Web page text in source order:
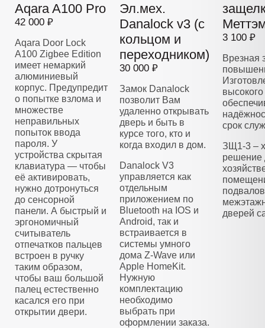
Aqara A100 Pro
42 000 ₽
Aqara Door Lock
A100 Zigbee Edition
имеет немаркий
алюминиевый
корпус. Предупредит
о попытке взлома и
множестве
неправильных
попыток ввода
пароля. У
устройства скрытая
клавиатура — чтобы
её активировать,
нужно дотронуться
до сенсорной
панели. А быстрый и
эргономичный
считыватель
отпечатков пальцев
встроен в ручку
таким образом,
чтобы ваш большой
палец естественно
касался его при
открытии двери.
Эл.мех.
Danalock v3 (с
кольцом и
переходником)
30 000 ₽
Замок Danalock
позволит Вам
удаленно открывать
дверь и быть в
курсе того, кто и
когда входил в дом.
Danalock V3
управляется как
отдельным
приложением по
Bluetooth на IOS и
Android, так и
встраивается в
системы умного
дома Z-Wave или
Apple HomeKit.
Нужную
комплектацию
необходимо
выбрать при
оформлении заказа.
3 100 ₽
Врезная
высокого
срок
ЗЩ1-3 –
решение
дверей